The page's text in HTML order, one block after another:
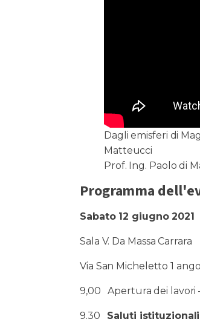
Dagli emisferi di
Matteucci
Prof. Ing. Paolo di
Programma
Sabato 12 giugno 2021
Sala V. Da Massa Carrara
Via San Micheletto 1
9,00 Apertura dei lavori
9.30 Saluti istituzionali